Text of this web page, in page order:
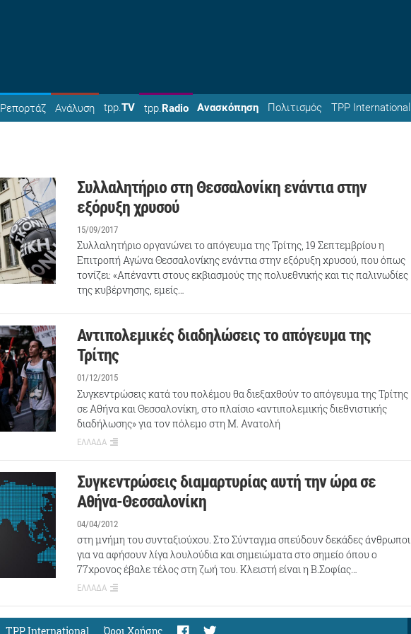
Ρεπορτάζ Ανάλυση tpp.TV tpp.Radio Ανασκόπηση Πολιτισμός TPP International
Συλλαλητήριο στη Θεσσαλονίκη ενάντια στην
εξόρυξη χρυσού
15/09/2017
Συλλαλητήριο οργανώνει το απόγευμα της Τρίτης, 19 Σεπτεμβρίου η
Επιτροπή Αγώνα Θεσσαλονίκης ενάντια στην εξόρυξη χρυσού, που όπως
τονίζει: «Απέναντι στους εκβιασμούς της πολυεθνικής και τις παλινωδίες
της κυβέρνησης, εμείς…
Αντιπολεμικές διαδηλώσεις το απόγευμα της
Τρίτης
01/12/2015
Συγκεντρώσεις κατά του πολέμου θα διεξαχθούν το απόγευμα της Τρίτης
σε Αθήνα και Θεσσαλονίκη, στο πλαίσιο «αντιπολεμικής διεθνιστικής
διαδήλωσης» για τον πόλεμο στη Μ. Ανατολή
ΕΛΛΑΔΑ
Συγκεντρώσεις διαμαρτυρίας αυτή την ώρα σε
Αθήνα-Θεσσαλονίκη
04/04/2012
στη μνήμη του συνταξιούχου. Στο Σύνταγμα σπεύδουν δεκάδες άνθρωποι
για να αφήσουν λίγα λουλούδια και σημειώματα στο σημείο όπου ο
77χρονος έβαλε τέλος στη ζωή του. Κλειστή είναι η Β.Σοφίας…
ΕΛΛΑΔΑ
TPP International Όροι Χρήσης